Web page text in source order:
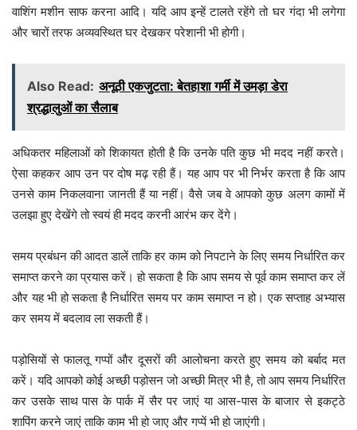
वाशिंग मशीन साफ करना आदि। यदि आप इन्हें टालते रहेंगे तो घर गंदा भी लगेगा
और चारों तरफ अव्यवस्थित घर देखकर परेशानी भी होगी।
Also Read: अनूठी एकजुटता: बेतहाशा गर्मी में उमड़ा डेरा
श्रद्धालुओं का सैलाब
अधिकतर महिलाओं को शिकायत होती है कि उनके पति कुछ भी मदद नहीं करते।
ऐसा कहकर आप उन पर दोष मढ़ रही हैं। यह आप पर भी निर्भर करता है कि आप
उनसे काम निकलवाना जानती हैं या नहीं। वैसे जब वे आपको कुछ अलग कामों में
उलझा हुए देखेंगे तो स्वयं ही मदद करनी आरंभ कर देंगे।
समय प्रबंधन की आदत डालें ताकि हर काम को निपटाने के लिए समय निर्धारित कर
समाप्त करने का प्रयास करें। हो सकता है कि आप समय से पूर्व काम समाप्त कर लें
और यह भी हो सकता है निर्धारित समय पर काम समाप्त न हो। एक सप्ताह अभ्यास
कर समय में बदलाव ला सकती हैं।
पड़ोसियों से फालतू गप्पों और दूसरों की आलोचना करते हुए समय को बर्बाद मत
करें। यदि आपको कोई अच्छी पड़ोसन जो अच्छी मित्र भी है, तो आप समय निर्धारित
कर उसके साथ पास के पार्क में सैर पर जाएं या आस-पास के बाजार से इकट्ठे
शापिंग करने जाएं ताकि काम भी हो जाए और गप्पें भी हो जाएंगी।